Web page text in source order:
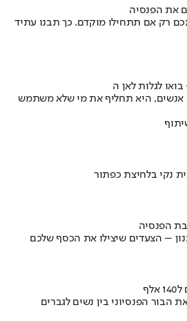
את הפנסיה
רק אם תתחילו מוקדם. כך תבנו עתיד
אנשים, היא תחליף את מי שלא משתמש
נקי בלחיצת כפתור
הפנסיה
– הצעדים שיצילו את הכסף שלכם
הבור הפנסיוני בין נשים לגברים